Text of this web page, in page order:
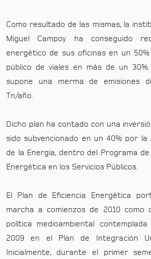
Como resultado de las mismas, la
Miguel Campoy ha conseguido
energético de sus oficinas en un
público de viales en más de un
supone una merma de emisiones
Tn/año.
Dicho plan ha contado con una
sido subvencionado en un 40% por la
de la Energía, dentro del Programa
Energética en los Servicios Públicos.
El Plan de Eficiencia Energética
marcha a comienzos de 2010 como
política medioambiental
2009 en el Plan de Integración
Inicialmente, durante el primer